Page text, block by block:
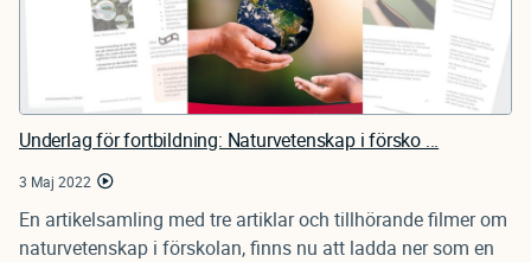
Underlag för fortbildning: Naturvetenskap i försko ...
3 Maj 2022
En artikelsamling med tre artiklar och tillhörande filmer om
naturvetenskap i förskolan, finns nu att ladda ner som en